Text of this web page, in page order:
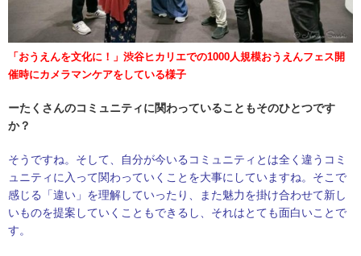
「おうえんを文化に！」渋谷ヒカリエでの1000人規模おうえんフェス開
催時にカメラマンケアをしている様子
ーたくさんのコミュニティに関わっていることもそのひとつです
か？
そうですね。そして、自分が今いるコミュニティとは全く違うコミ
ュニティに入って関わっていくことを大事にしていますね。そこで
感じる「違い」を理解していったり、また魅力を掛け合わせて新し
いものを提案していくこともできるし、それはとても面白いことで
す。